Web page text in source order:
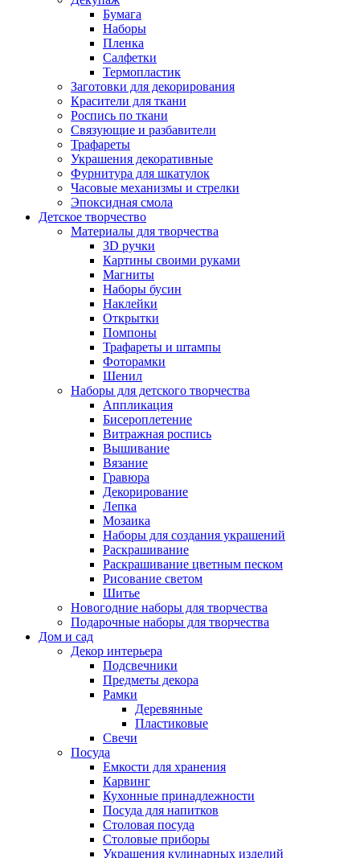
Бумага
Наборы
Пленка
Салфетки
Термопластик
Заготовки для декорирования
Красители для ткани
Роспись по ткани
Связующие и разбавители
Трафареты
Украшения декоративные
Фурнитура для шкатулок
Часовые механизмы и стрелки
Эпоксидная смола
Детское творчество
Материалы для творчества
3D ручки
Картины своими руками
Магниты
Наборы бусин
Наклейки
Открытки
Помпоны
Трафареты и штампы
Фоторамки
Шенил
Наборы для детского творчества
Аппликация
Бисероплетение
Витражная роспись
Вышивание
Вязание
Гравюра
Декорирование
Лепка
Мозаика
Наборы для создания украшений
Раскрашивание
Раскрашивание цветным песком
Рисование светом
Шитье
Новогодние наборы для творчества
Подарочные наборы для творчества
Дом и сад
Декор интерьера
Подсвечники
Предметы декора
Рамки
Деревянные
Пластиковые
Свечи
Посуда
Емкости для хранения
Карвинг
Кухонные принадлежности
Посуда для напитков
Столовая посуда
Столовые приборы
Украшения кулинарных изделий